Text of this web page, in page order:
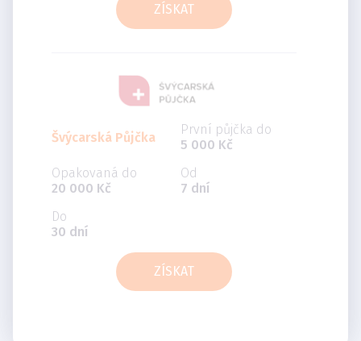
ZÍSKAT
Švýcarská Půjčka
První půjčka do
5 000 Kč
Opakovaná do
20 000 Kč
Od
7 dní
Do
30 dní
ZÍSKAT